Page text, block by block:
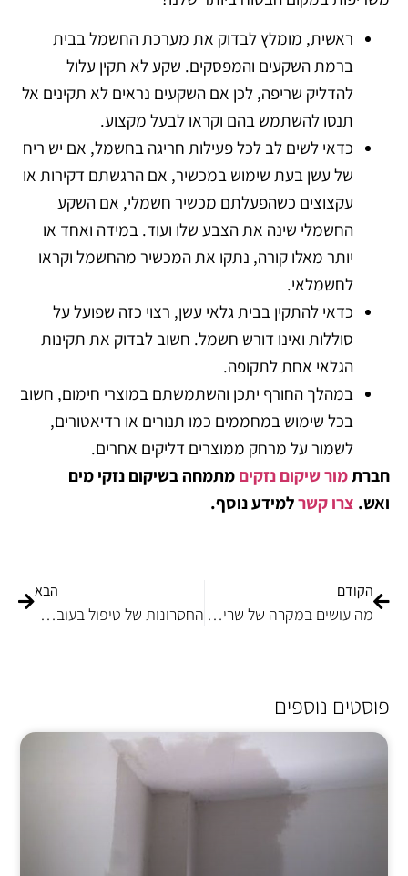
ראשית, מומלץ לבדוק את מערכת החשמל בבית
ברמת השקעים והמפסקים. שקע לא תקין עלול
להדליק שריפה, לכן אם השקעים נראים לא תקינים אל
תנסו להשתמש בהם וקראו לבעל מקצוע.
כדאי לשים לב לכל פעילות חריגה בחשמל, אם יש ריח
של עשן בעת שימוש במכשיר, אם הרגשתם דקירות או
עקצוצים כשהפעלתם מכשיר חשמלי, אם השקע
החשמלי שינה את הצבע שלו ועוד. במידה ואחד או
יותר מאלו קורה, נתקו את המכשיר מהחשמל וקראו
לחשמלאי.
כדאי להתקין בבית גלאי עשן, רצוי כזה שפועל על
סוללות ואינו דורש חשמל. חשוב לבדוק את תקינות
הגלאי אחת לתקופה.
במהלך החורף יתכן והשתמשתם במוצרי חימום, חשוב
בכל שימוש במחממים כמו תנורים או רדיאטורים,
לשמור על מרחק ממוצרים דליקים אחרים.
חברתמור שיקום נזקים מתמחה בשיקום נזקי מים
ואש. צרו קשרלמידע נוסף.
הקודם
מה עושים במקרה של שריפה בבית ומה עושים אח"כ?
הבא
החסרונות של טיפול בעובש בבית ואיך לעקוף אותן?
פוסטים נוספים